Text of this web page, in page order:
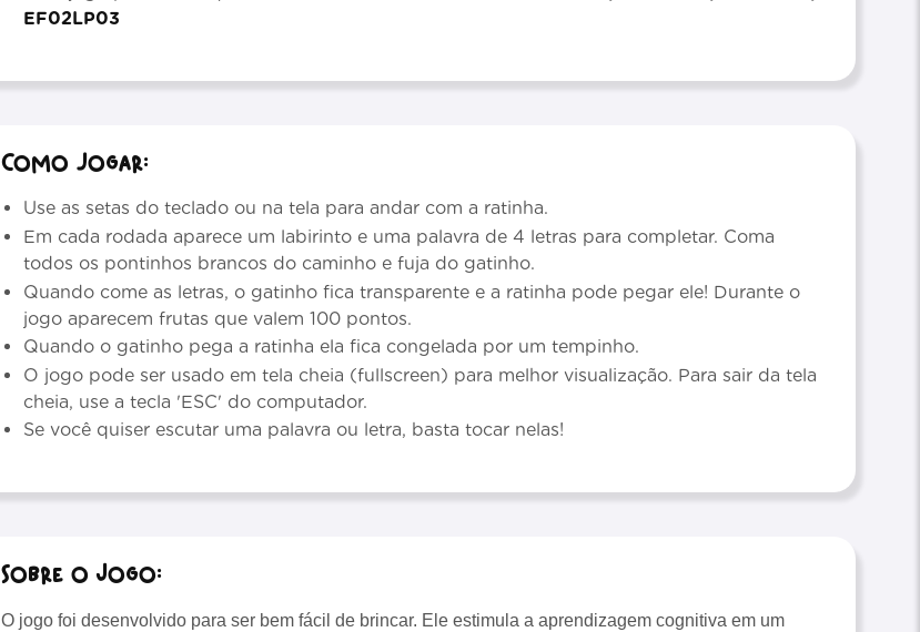
EF02LP03
Como jogar:
Use as setas do teclado ou na tela para andar com a ratinha.
Em cada rodada aparece um labirinto e uma palavra de 4 letras para completar. Coma
todos os pontinhos brancos do caminho e fuja do gatinho.
Quando come as letras, o gatinho fica transparente e a ratinha pode pegar ele! Durante o
jogo aparecem frutas que valem 100 pontos.
Quando o gatinho pega a ratinha ela fica congelada por um tempinho.
O jogo pode ser usado em tela cheia (fullscreen) para melhor visualização. Para sair da tela
cheia, use a tecla 'ESC' do computador.
Se você quiser escutar uma palavra ou letra, basta tocar nelas!
Sobre o Jogo:
O jogo foi desenvolvido para ser bem fácil de brincar. Ele estimula a aprendizagem cognitiva em um